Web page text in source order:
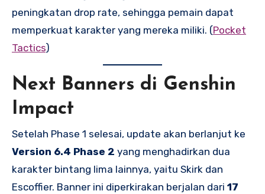
peningkatan drop rate, sehingga pemain dapat
memperkuat karakter yang mereka miliki. (Pocket
Tactics)
Next Banners di Genshin
Impact
Setelah Phase 1 selesai, update akan berlanjut ke
Version 6.4 Phase 2 yang menghadirkan dua
karakter bintang lima lainnya, yaitu Skirk dan
Escoffier. Banner ini diperkirakan berjalan dari 17